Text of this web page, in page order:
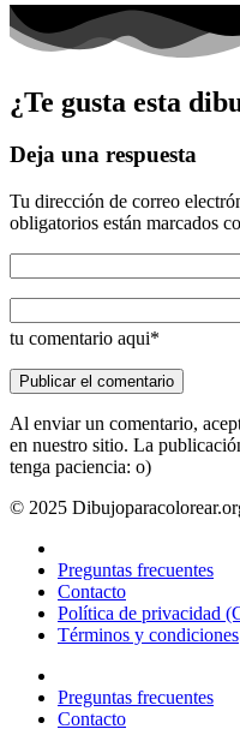
¿Te gusta esta
Deja una respuesta
Tu dirección de correo
obligatorios están marcados
tu comentario aqui*
Al enviar un comentario,
en nuestro sitio. La
tenga paciencia: o)
© 2025
Preguntas frecuentes
Contacto
Política de privacidad
Términos y condiciones
Preguntas frecuentes
Contacto